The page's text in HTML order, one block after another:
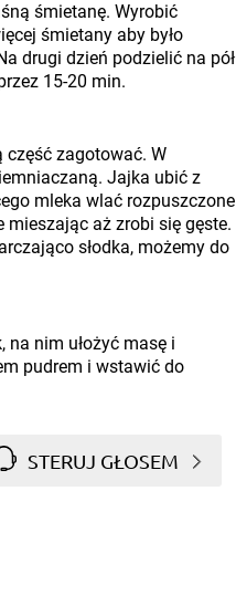
śmietanę. Wyrobić
śmietany aby było
drugi dzień podzielić na pół
15-20 min.
część zagotować. W
Jajka ubić z
mleka wlać rozpuszczone
aż zrobi się gęste.
słodka, możemy do
na nim ułożyć masę i
pudrem i wstawić do
STERUJ GŁOSEM